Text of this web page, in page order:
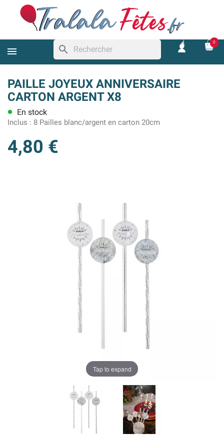
search
0
PAILLE JOYEUX ANNIVERSAIRE
CARTON ARGENT X8
lens En stock
Inclus : 8 Pailles blanc/argent en carton 20cm
4,80 €
Tap to expand